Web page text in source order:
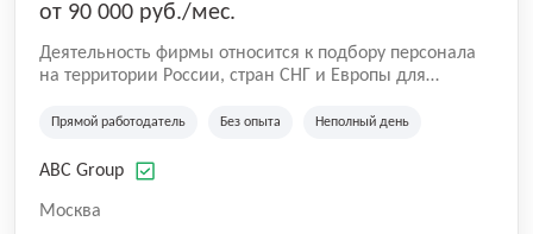
от 90 000 руб./мес.
Деятельность фирмы относится к подбору персонала
на территории России, стран СНГ и Европы для
культуре и развлечениям, информационным
Прямой работодатель Без опыта Неполный день
ABC Group
Москва